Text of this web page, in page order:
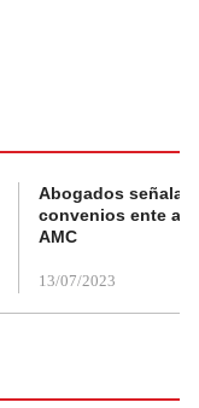
Abogados
convenios ente
AMC
13/07/2023